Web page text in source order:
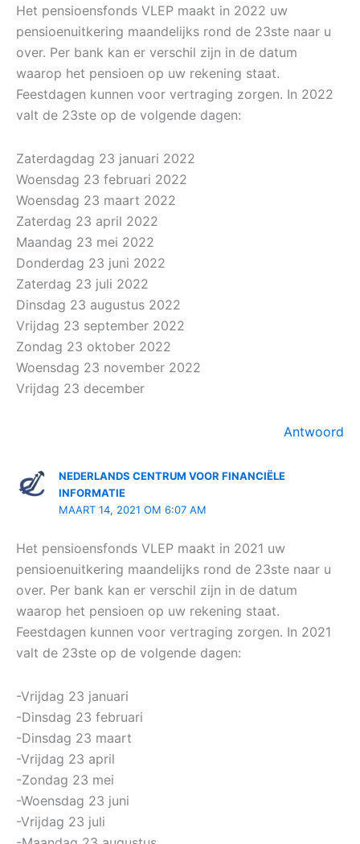
Het pensioensfonds VLEP maakt in 2022 uw
pensioenuitkering maandelijks rond de 23ste naar u
over. Per bank kan er verschil zijn in de datum
waarop het pensioen op uw rekening staat.
Feestdagen kunnen voor vertraging zorgen. In 2022
valt de 23ste op de volgende dagen:
Zaterdagdag 23 januari 2022
Woensdag 23 februari 2022
Woensdag 23 maart 2022
Zaterdag 23 april 2022
Maandag 23 mei 2022
Donderdag 23 juni 2022
Zaterdag 23 juli 2022
Dinsdag 23 augustus 2022
Vrijdag 23 september 2022
Zondag 23 oktober 2022
Woensdag 23 november 2022
Vrijdag 23 december
Antwoord
NEDERLANDS CENTRUM VOOR FINANCIËLE
INFORMATIE
MAART 14, 2021 OM 6:07 AM
Het pensioensfonds VLEP maakt in 2021 uw
pensioenuitkering maandelijks rond de 23ste naar u
over. Per bank kan er verschil zijn in de datum
waarop het pensioen op uw rekening staat.
Feestdagen kunnen voor vertraging zorgen. In 2021
valt de 23ste op de volgende dagen:
-Vrijdag 23 januari
-Dinsdag 23 februari
-Dinsdag 23 maart
-Vrijdag 23 april
-Zondag 23 mei
-Woensdag 23 juni
-Vrijdag 23 juli